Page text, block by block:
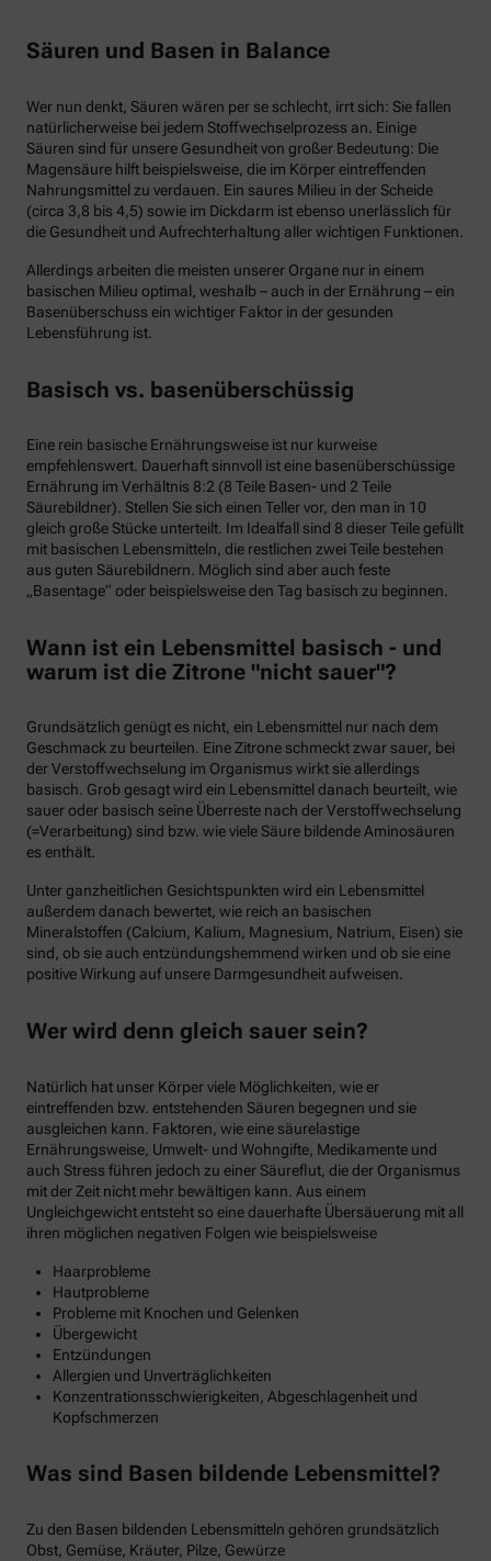
Säuren und Basen in Balance
Wer nun denkt, Säuren wären per se schlecht, irrt sich: Sie fallen
natürlicherweise bei jedem Stoffwechselprozess an. Einige
Säuren sind für unsere Gesundheit von großer Bedeutung: Die
Magensäure hilft beispielsweise, die im Körper eintreffenden
Nahrungsmittel zu verdauen. Ein saures Milieu in der Scheide
(circa 3,8 bis 4,5) sowie im Dickdarm ist ebenso unerlässlich für
die Gesundheit und Aufrechterhaltung aller wichtigen Funktionen.
Allerdings arbeiten die meisten unserer Organe nur in einem
basischen Milieu optimal, weshalb – auch in der Ernährung – ein
Basenüberschuss ein wichtiger Faktor in der gesunden
Lebensführung ist.
Basisch vs. basenüberschüssig
Eine rein basische Ernährungsweise ist nur kurweise
empfehlenswert. Dauerhaft sinnvoll ist eine basenüberschüssige
Ernährung im Verhältnis 8:2 (8 Teile Basen- und 2 Teile
Säurebildner). Stellen Sie sich einen Teller vor, den man in 10
gleich große Stücke unterteilt. Im Idealfall sind 8 dieser Teile gefüllt
mit basischen Lebensmitteln, die restlichen zwei Teile bestehen
aus guten Säurebildnern. Möglich sind aber auch feste
„Basentage“ oder beispielsweise den Tag basisch zu beginnen.
Wann ist ein Lebensmittel basisch - und
warum ist die Zitrone "nicht sauer"?
Grundsätzlich genügt es nicht, ein Lebensmittel nur nach dem
Geschmack zu beurteilen. Eine Zitrone schmeckt zwar sauer, bei
der Verstoffwechselung im Organismus wirkt sie allerdings
basisch. Grob gesagt wird ein Lebensmittel danach beurteilt, wie
sauer oder basisch seine Überreste nach der Verstoffwechselung
(=Verarbeitung) sind bzw. wie viele Säure bildende Aminosäuren
es enthält.
Unter ganzheitlichen Gesichtspunkten wird ein Lebensmittel
außerdem danach bewertet, wie reich an basischen
Mineralstoffen (Calcium, Kalium, Magnesium, Natrium, Eisen) sie
sind, ob sie auch entzündungshemmend wirken und ob sie eine
positive Wirkung auf unsere Darmgesundheit aufweisen.
Wer wird denn gleich sauer sein?
Natürlich hat unser Körper viele Möglichkeiten, wie er
eintreffenden bzw. entstehenden Säuren begegnen und sie
ausgleichen kann. Faktoren, wie eine säurelastige
Ernährungsweise, Umwelt- und Wohngifte, Medikamente und
auch Stress führen jedoch zu einer Säureflut, die der Organismus
mit der Zeit nicht mehr bewältigen kann. Aus einem
Ungleichgewicht entsteht so eine dauerhafte Übersäuerung mit all
ihren möglichen negativen Folgen wie beispielsweise
Haarprobleme
Hautprobleme
Probleme mit Knochen und Gelenken
Übergewicht
Entzündungen
Allergien und Unverträglichkeiten
Konzentrationsschwierigkeiten, Abgeschlagenheit und
Kopfschmerzen
Was sind Basen bildende Lebensmittel?
Zu den Basen bildenden Lebensmitteln gehören grundsätzlich
Obst, Gemüse, Kräuter, Pilze, Gewürze